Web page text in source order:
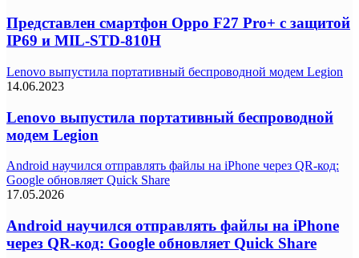
Представлен смартфон Oppo F27 Pro+ с защитой
IP69 и MIL-STD-810H
Lenovo выпустила портативный беспроводной модем Legion
14.06.2023
Lenovo выпустила портативный беспроводной
модем Legion
Android научился отправлять файлы на iPhone через QR-код:
Google обновляет Quick Share
17.05.2026
Android научился отправлять файлы на iPhone
через QR-код: Google обновляет Quick Share